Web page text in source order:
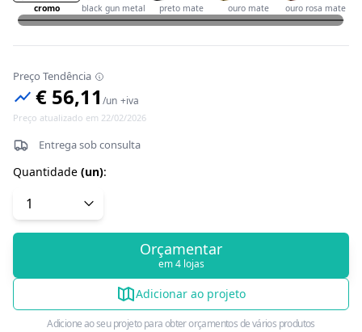
cromo black gun metal preto mate ouro mate ouro rosa mate
Preço Tendência
€ 56,11 /un +iva
Preço atualizado em 22/02/2026
Entrega sob consulta
Quantidade (un):
Orçamentar
em 4 lojas
Adicionar ao projeto
Adicione ao seu projeto para obter orçamentos de vários produtos